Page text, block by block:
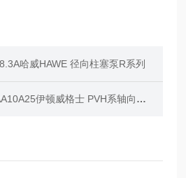
哈威HAWE 径向柱塞泵R系列
伊顿威格士 PVH系轴向变量柱塞泵